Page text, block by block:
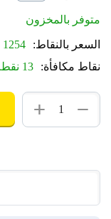
متوفر بالمخزون
السعر بالنقاط:
1254 نقطة
نقاط مكافأة:
13 نقطة
+ −